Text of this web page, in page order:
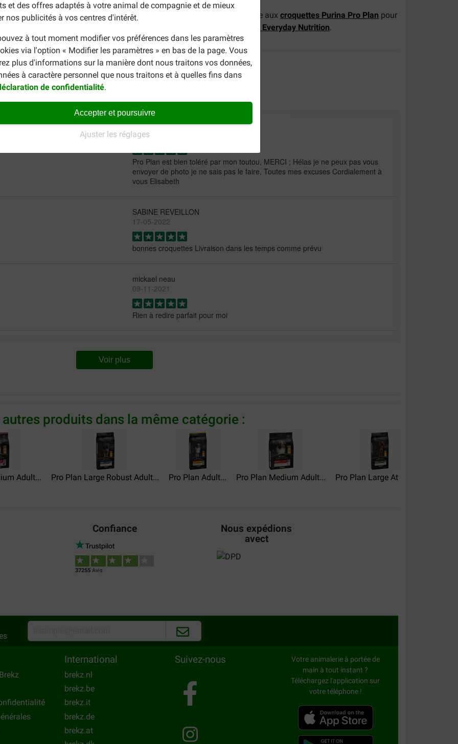
et des offres adaptés à votre animal de compagnie et de mieux
nos publicités à vos centres d'intérêt.
à tout moment modifier vos préférences dans les paramètres
via l'option « Modifier les paramètres » en bas de la page. Vous
plus d'informations sur la manière dont nous traitons vos données,
à caractère personnel que nous traitons et à quelles fins dans
de confidentialité.
Accepter et poursuivre
Ajuster les réglages
de notre assortiment ? Jetez alors un coup d'œil à la page consacrée aux croquettes Purina Pro Plan pour
Par exemple, pour les chiens robustes, il y a
Pro Plan Large Robust Everyday Nutrition.
Mme Elisabeth Stoehr
28-10-2022
Pro Plan est bien toléré par mon toutou, MERCI ; Hélas je ne peux pas vous
envoyer de photo je ne sais pas le faire. Toutes mes excuses Cordialement à
vous Elisabeth
SABINE REVEILLON
17-05-2022
bonnes croquettes Livraison dans les temps comme prévu
mickael neau
09-11-2021
Rien à redire parfait pour moi
produit de bonne qualité livraison rapide tout est ok
Voir plus
autres produits dans la même catégorie :
Adult... Pro Plan Large Robust Adult... Pro Plan Adult... Pro Plan Medium Adult... Pro Plan Large Athletic...
Confiance
37255Avis
Nous expédions
avect
International
brekz.nl
brekz.be
brekz.it
brekz.de
brekz.at
Suivez-nous
Votre animalerie à portée de
main à tout instant ?
Téléchargez l'application sur
votre téléphone !